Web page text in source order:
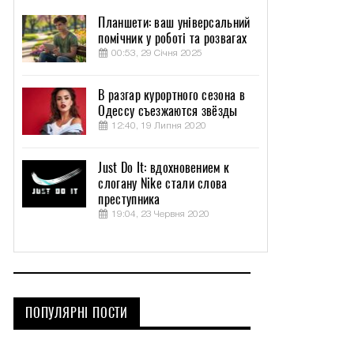
Планшети: ваш універсальний
помічник у роботі та розвагах
00:53, 29 Січня 2025
В разгар курортного сезона в
Одессу съезжаются звёзды
12:40, 19 Липня 2020
Just Do It: вдохновением к
слогану Nike стали слова
преступника
19:04, 23 Червня 2020
ПОПУЛЯРНІ ПОСТИ